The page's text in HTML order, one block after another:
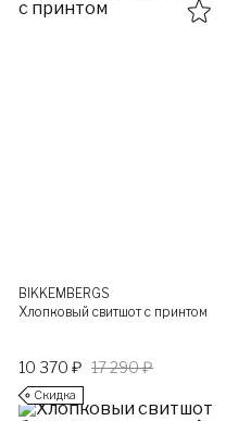
BIKKEMBERGS
Хлопковый свитшот с принтом
10 370 ₽ 17 290 ₽
Скидка